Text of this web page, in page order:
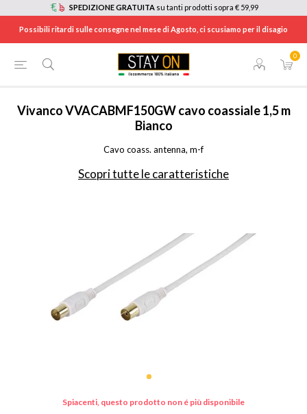
SPEDIZIONE GRATUITA su tanti prodotti sopra € 59,99
Possibili ritardi sulle consegne nel mese di Agosto, ci scusiamo per il disagio
0
TV E HOME CINEMA / ACCESSORI TV
VivancoVVACABMF150GW cavo coassiale 1,5 m
Bianco
Cavo coass. antenna, m-f
Scopri tutte le caratteristiche
Spiacenti, questo prodotto non é più disponibile